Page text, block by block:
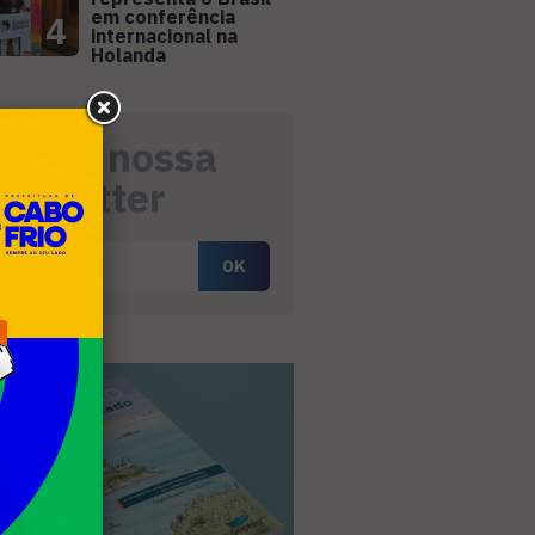
4
em conferência
internacional na
Holanda
nossa